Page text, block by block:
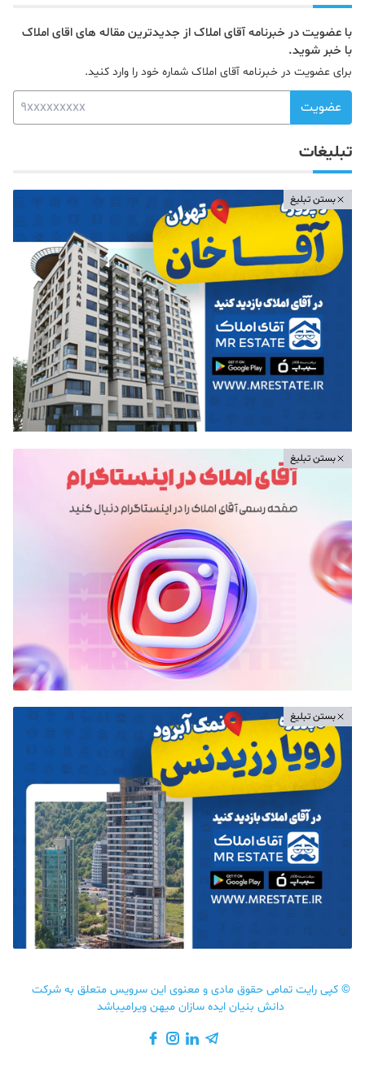
با عضویت در خبرنامه آقای املاک از جدیدترین مقاله های اقای املاک
با خبر شوید.
برای عضویت در خبرنامه آقای املاک شماره خود را وارد کنید.
عضویت
تبلیغات
بستن تبلیغ
بستن تبلیغ
بستن تبلیغ
© کپی رایت تمامی حقوق مادی و معنوی این سرویس متعلق به شرکت
دانش بنیان ایده سازان میهن ویرامیباشد